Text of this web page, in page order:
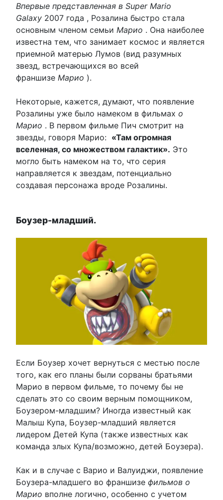
Впервые представленная в Super Mario
Galaxy 2007 года , Розалина быстро стала
основным членом семьи Марио . Она наиболее
известна тем, что занимает космос и является
приемной матерью Лумов (вид разумных
звезд, встречающихся во всей
франшизе Марио ).
Некоторые, кажется, думают, что появление
Розалины уже было намеком в фильмах о
Марио . В первом фильме Пич смотрит на
звезды, говоря Марио: «Там огромная
вселенная, со множеством галактик». Это
могло быть намеком на то, что серия
направляется к звездам, потенциально
создавая персонажа вроде Розалины.
Боузер-младший.
Если Боузер хочет вернуться с местью после
того, как его планы были сорваны братьями
Марио в первом фильме, то почему бы не
сделать это со своим верным помощником,
Боузером-младшим? Иногда известный как
Малыш Купа, Боузер-младший является
лидером Детей Купа (также известных как
команда злых Купа/возможно, детей Боузера).
Как и в случае с Варио и Валуиджи, появление
Боузера-младшего во франшизе фильмов о
Марио вполне логично, особенно с учетом